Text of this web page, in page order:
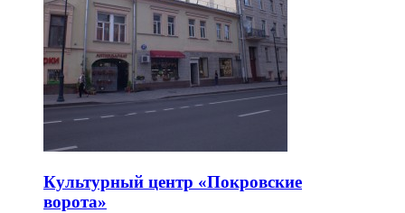
Культурный центр «Покровские
ворота»